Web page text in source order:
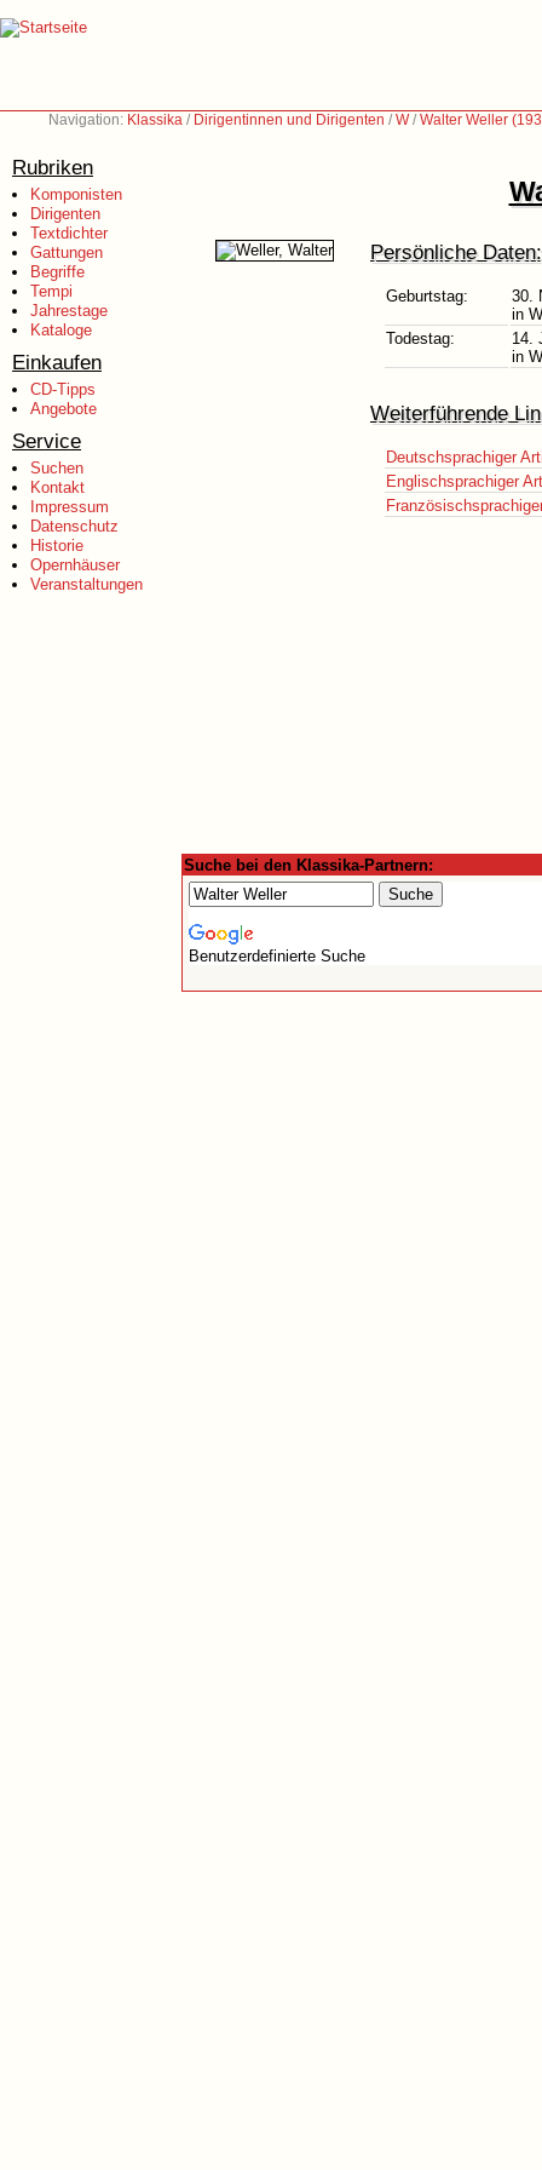
Navigation: Klassika / Dirigentinnen und Dirigenten /W/Walter Weller
Rubriken
Komponisten
Dirigenten
Textdichter
Gattungen
Begriffe
Tempi
Jahrestage
Kataloge
Einkaufen
CD-Tipps
Angebote
Service
Suchen
Kontakt
Impressum
Datenschutz
Historie
Opernhäuser
Veranstaltungen
Persönliche Daten:
Geburtstag:
30.
in
Todestag:
14.
in
Weiterführende
Deutschsprachiger
Englischsprachiger
Suche bei den Klassika-Partnern:
Benutzerdefinierte Suche